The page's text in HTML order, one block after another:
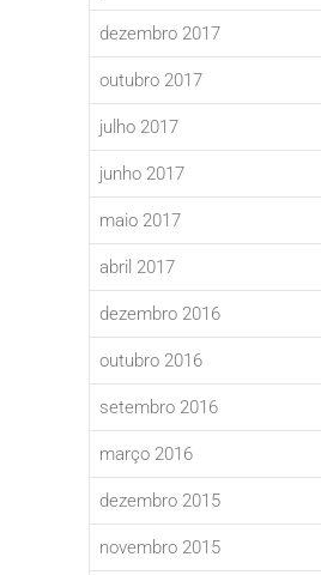
dezembro 2017
outubro 2017
julho 2017
junho 2017
maio 2017
abril 2017
dezembro 2016
outubro 2016
setembro 2016
março 2016
dezembro 2015
novembro 2015